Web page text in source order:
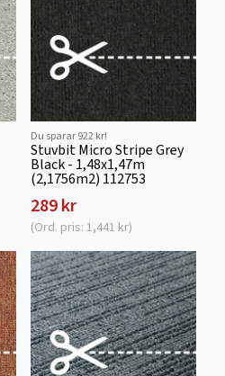
Du sparar 922 kr!
Stuvbit Micro Stripe Grey
Black - 1,48x1,47m
(2,1756m2) 112753
289 kr
(Ord. pris: 1,441 kr)